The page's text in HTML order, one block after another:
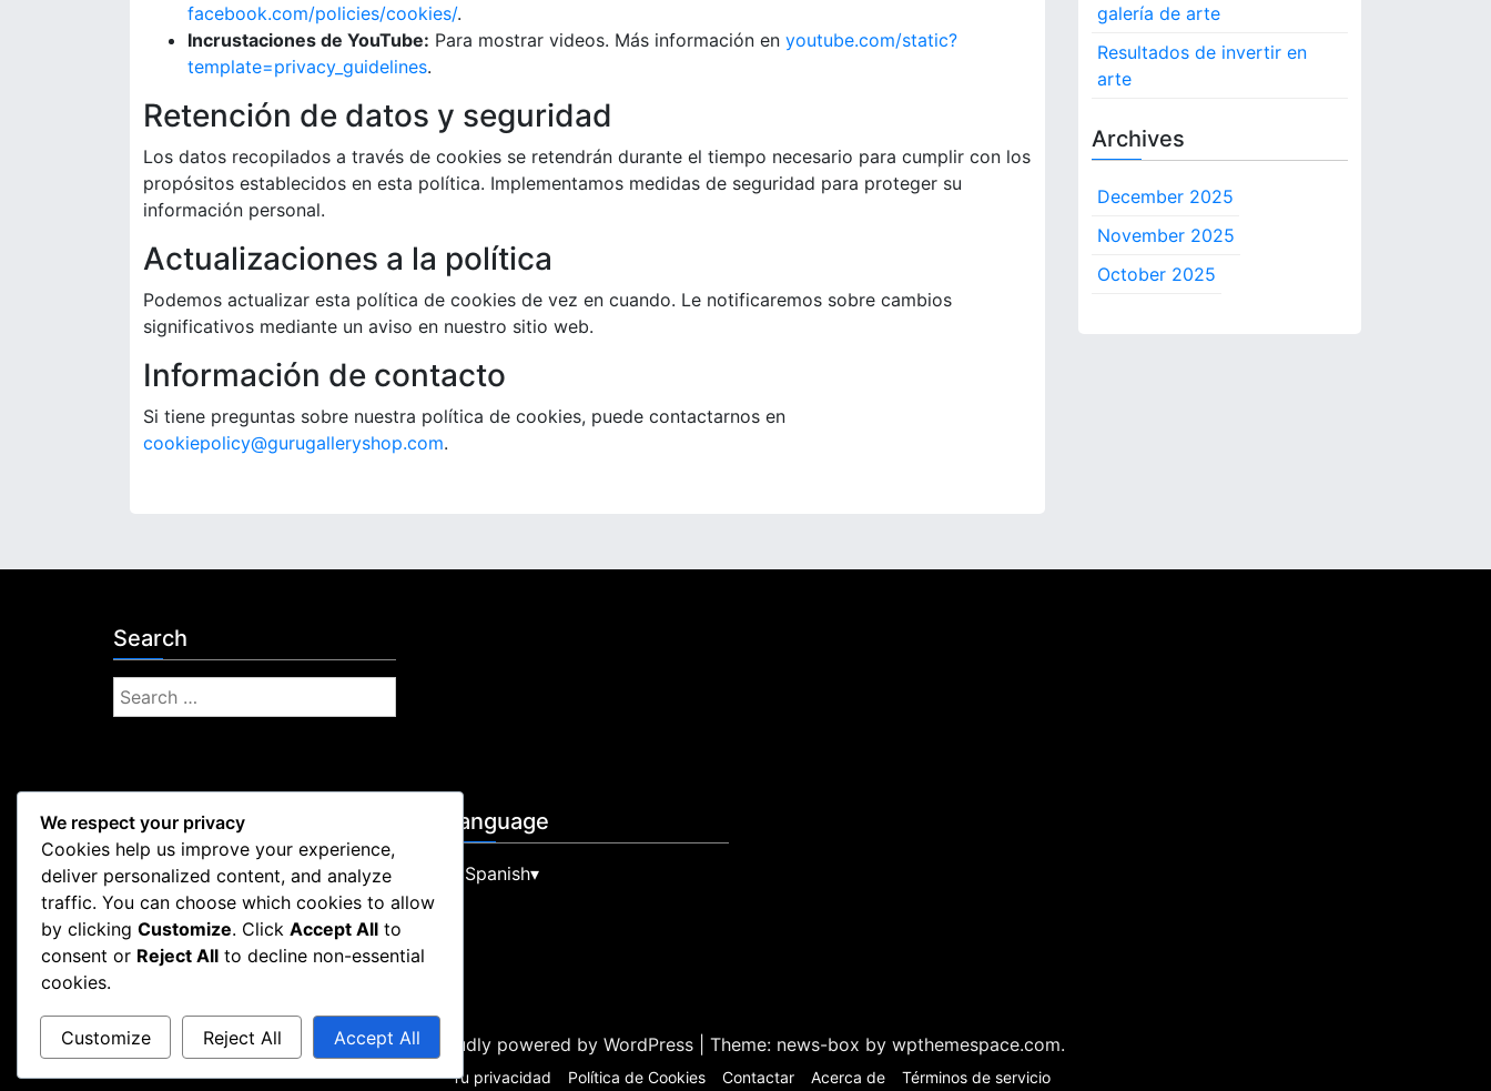
facebook.com/policies/cookies/.
Incrustaciones de YouTube: Para mostrar videos. Más información en youtube.com/static?
template=privacy_guidelines.
Retención de datos y seguridad
Los datos recopilados a través de cookies se retendrán durante el tiempo necesario para cumplir con los
propósitos establecidos en esta política. Implementamos medidas de seguridad para proteger su
información personal.
Actualizaciones a la política
Podemos actualizar esta política de cookies de vez en cuando. Le notificaremos sobre cambios
significativos mediante un aviso en nuestro sitio web.
Información de contacto
Si tiene preguntas sobre nuestra política de cookies, puede contactarnos en
cookiepolicy@gurugalleryshop.com.
galería de arte
Resultados de invertir en
arte
Archives
December 2025
November 2025
October 2025
Search
S
e
c
h
f
o
r
:
Legal
Tu privacidad
Política de Cookies
Contactar
Acerca de
Language
Spanish▾
Proudly powered by WordPress Theme: news-box by wpthemespace.com.
Tu privacidad Política de Cookies Contactar Acerca de Términos de servicio
We respect your privacy
Cookies help us improve your experience,
deliver personalized content, and analyze
traffic. You can choose which cookies to allow
by clicking Customize. Click Accept All to
consent or Reject All to decline non-essential
cookies.
Customize Reject All Accept All